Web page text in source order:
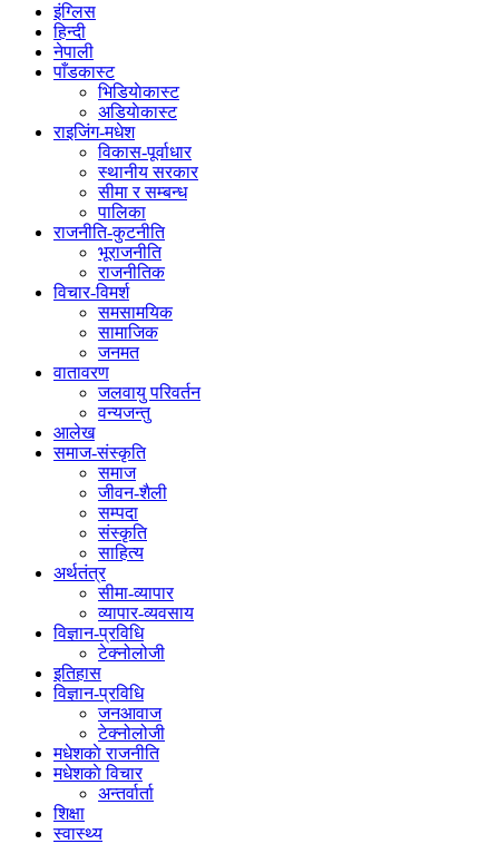
इंग्लिस
हिन्दी
नेपाली
पाँडकास्ट
भिडियाेकास्ट
अडियाेकास्ट
राइजिंग-मधेश
विकास-पूर्वाधार
स्थानीय सरकार
सीमा र सम्बन्ध
पालिका
राजनीति-कुटनीति
भूराजनीति
राजनीतिक
विचार-विमर्श
समसामयिक
सामाजिक
जनमत
वातावरण
जलवायु परिवर्तन
वन्यजन्तु
आलेख
समाज-संस्कृति
समाज
जीवन-शैली
सम्पदा
संस्कृति
साहित्य
अर्थतंत्र
सीमा-व्यापार
व्यापार-व्यवसाय
विज्ञान-प्रविधि
टेक्नोलोजी
इतिहास
विज्ञान-प्रविधि
जनआवाज
टेक्नोलोजी
मधेशकाे राजनीति
मधेशकाे विचार
अन्तर्वार्ता
शिक्षा
स्वास्थ्य